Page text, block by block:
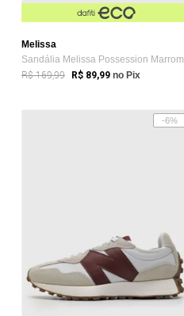
Melissa
Sandália Melissa Possession Marrom
R$ 169,99 R$ 89,99 no Pix
-6%